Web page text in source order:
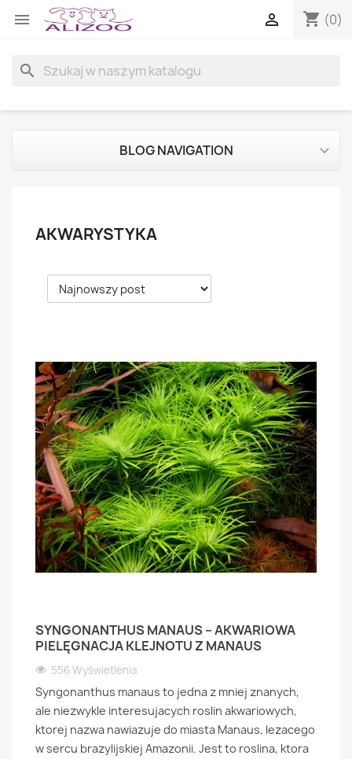
 shopping_cart (0)

search
BLOG NAVIGATION
AKWARYSTYKA
SYNGONANTHUS MANAUS – AKWARIOWA
PIELĘGNACJA KLEJNOTU Z MANAUS
556 Wyświetlenia
Syngonanthus manaus to jedna z mniej znanych,
ale niezwykle interesujacych roslin akwariowych,
ktorej nazwa nawiazuje do miasta Manaus, lezacego
w sercu brazylijskiej Amazonii. Jest to roslina, ktora